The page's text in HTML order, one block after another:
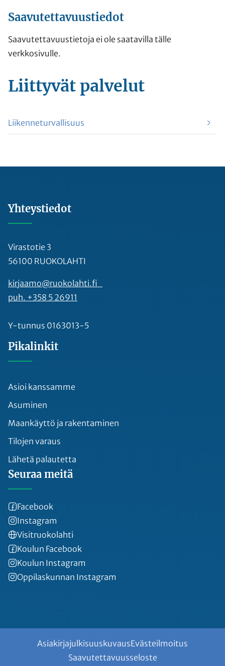
Saavutettavuustiedot
Saavutettavuustietoja ei ole saatavilla tälle
verkkosivulle.
Liittyvät palvelut
Liikenneturvallisuus
Yhteystiedot
Virastotie 3
56100 RUOKOLAHTI
kirjaamo@ruokolahti.fi
puh. +358 5 26911
Y-tunnus 0163013-5
Pikalinkit
Asioi kanssamme
Asuminen
Maankäyttö ja rakentaminen
Tilojen varaus
Lähetä palautetta
Seuraa meitä
Facebook
Instagram
Visitruokolahti
Koulun Facebook
Koulun Instagram
Oppilaskunnan Instagram
AsiakirjajulkisuuskuvausEvästeilmoitus
Saavutettavuusseloste